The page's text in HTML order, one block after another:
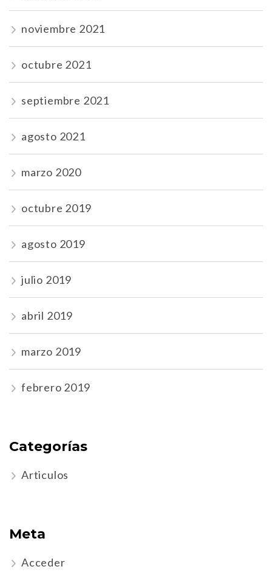
noviembre 2021
octubre 2021
septiembre 2021
agosto 2021
marzo 2020
octubre 2019
agosto 2019
julio 2019
abril 2019
marzo 2019
febrero 2019
Categorías
Articulos
Meta
Acceder